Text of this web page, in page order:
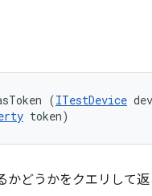
(ITestDevice
token)
どうかをクエリして返